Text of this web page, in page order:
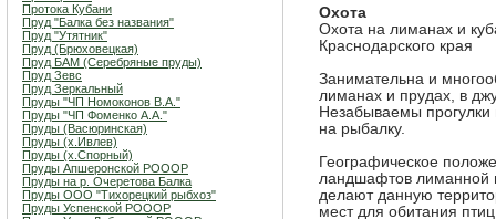
Протока Кубани
Пруд "Балка без названия"
Пруд "Утятник"
Пруд (Брюховецкая)
Пруд БАМ (Серебряные пруды)
Пруд Зевс
Пруд Зеркальный
Пруды "ЧП Номоконов В.А."
Пруды "ЧП Фоменко А.А."
Пруды (Васюринская)
Пруды (х.Ивлев)
Пруды (х.Спорный)
Пруды Апшеронской РОООР
Пруды на р. Очеретова Балка
Пруды ООО "Тихорецкий рыбхоз"
Пруды Успенской РОООР
Охота
Охота на лиманах и
Краснодарского края
Занимательна и
лиманах и прудах, в
Незабываемы
на рыбалку.
Географическое
ландшафтов лиманной
делают данную
мест для обитания